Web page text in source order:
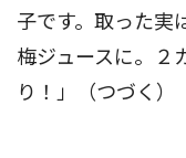
子です。取った実
梅ジュースに。２
り！」（つづく）